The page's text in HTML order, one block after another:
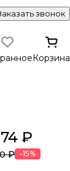
звонок
Корзина
₽
₽ -15%